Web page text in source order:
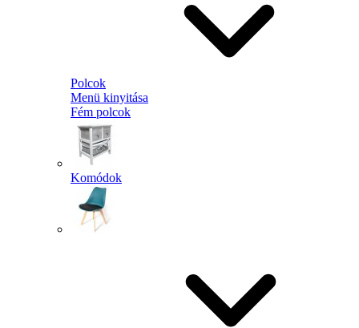
Polcok
Menü kinyitása
Fém polcok
Komódok